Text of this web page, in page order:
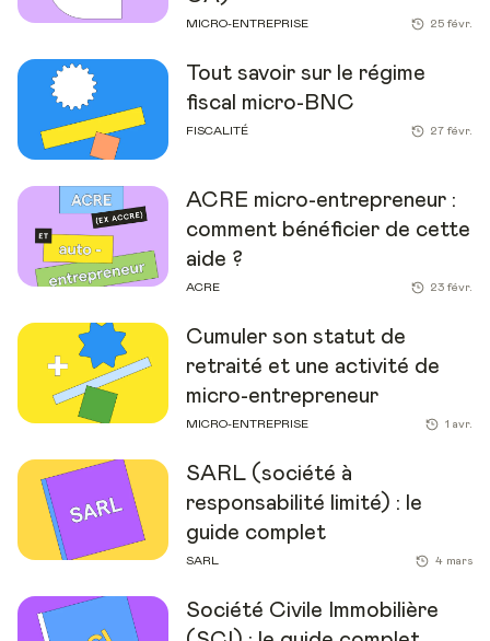
MICRO-ENTREPRISE 25 févr.
Tout savoir sur le régime
fiscal micro-BNC
FISCALITÉ 27 févr.
ACRE micro-entrepreneur :
comment bénéficier de cette
aide ?
ACRE 23 févr.
Cumuler son statut de
retraité et une activité de
micro-entrepreneur
MICRO-ENTREPRISE 1 avr.
SARL (société à
responsabilité limité) : le
guide complet
SARL 4 mars
Société Civile Immobilière